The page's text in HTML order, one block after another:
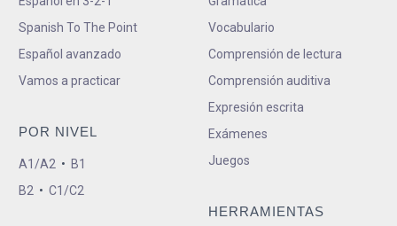
Spanish To The Point
Español avanzado
Vamos a practicar
POR NIVEL
A1/A2 • B1
B2 • C1/C2
Vocabulario
Comprensión de lectura
Comprensión auditiva
Expresión escrita
Exámenes
Juegos
HERRAMIENTAS